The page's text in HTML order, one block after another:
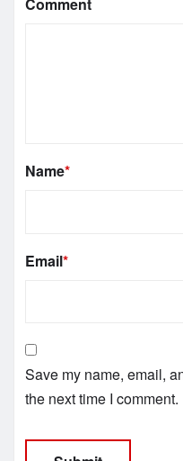
Comment
Name*
Email*
Save my name, email,
the next time I comment.